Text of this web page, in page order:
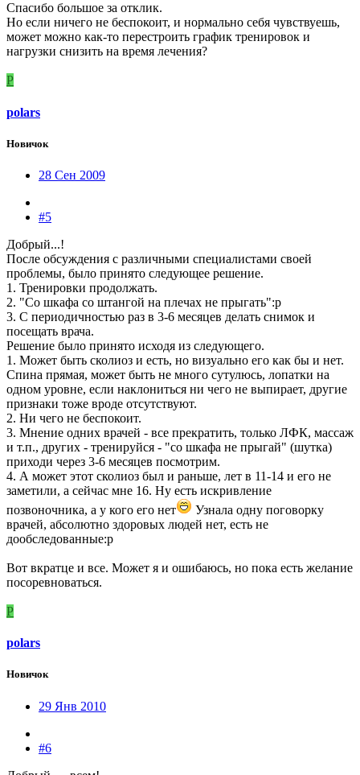
Спасибо большое за отклик.
Но если ничего не беспокоит, и нормально себя чувствуешь,
может можно как-то перестроить график тренировок и
нагрузки снизить на время лечения?
P
polars
Новичок
28 Сен 2009
#5
Добрый...!
После обсуждения с различными специалистами своей
проблемы, было принято следующее решение.
1. Тренировки продолжать.
2. "Со шкафа со штангой на плечах не прыгать":p
3. С периодичностью раз в 3-6 месяцев делать снимок и
посещать врача.
Решение было принято исходя из следующего.
1. Может быть сколиоз и есть, но визуально его как бы и нет.
Спина прямая, может быть не много сутулюсь, лопатки на
одном уровне, если наклониться ни чего не выпирает, другие
признаки тоже вроде отсутствуют.
2. Ни чего не беспокоит.
3. Мнение одних врачей - все прекратить, только ЛФК, массаж
и т.п., других - тренируйся - "со шкафа не прыгай" (шутка)
приходи через 3-6 месяцев посмотрим.
4. А может этот сколиоз был и раньше, лет в 11-14 и его не
заметили, а сейчас мне 16. Ну есть искривление
позвоночника, а у кого его нет
Узнала одну поговорку
врачей, абсолютно здоровых людей нет, есть не
дообследованные:p
Вот вкратце и все. Может я и ошибаюсь, но пока есть желание
посоревноваться.
P
polars
Новичок
29 Янв 2010
#6